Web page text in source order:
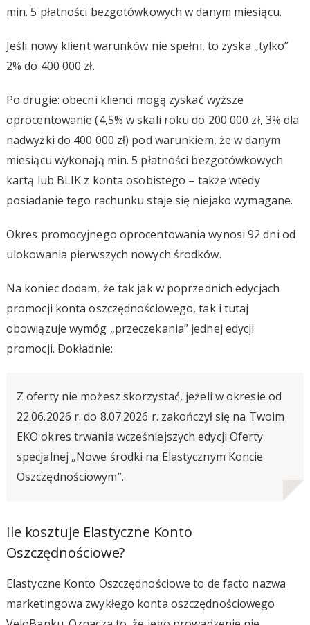
min. 5 płatności bezgotówkowych w danym miesiącu.
Jeśli nowy klient warunków nie spełni, to zyska „tylko”
2% do 400 000 zł.
Po drugie: obecni klienci mogą zyskać wyższe
oprocentowanie (4,5% w skali roku do 200 000 zł, 3% dla
nadwyżki do 400 000 zł) pod warunkiem, że w danym
miesiącu wykonają min. 5 płatności bezgotówkowych
kartą lub BLIK z konta osobistego – także wtedy
posiadanie tego rachunku staje się niejako wymagane.
Okres promocyjnego oprocentowania wynosi 92 dni od
ulokowania pierwszych nowych środków.
Na koniec dodam, że tak jak w poprzednich edycjach
promocji konta oszczędnościowego, tak i tutaj
obowiązuje wymóg „przeczekania” jednej edycji
promocji. Dokładnie:
Z oferty nie możesz skorzystać, jeżeli w okresie od
22.06.2026 r. do 8.07.2026 r. zakończył się na Twoim
EKO okres trwania wcześniejszych edycji Oferty
specjalnej „Nowe środki na Elastycznym Koncie
Oszczędnościowym”.
Ile kosztuje Elastyczne Konto
Oszczędnościowe?
Elastyczne Konto Oszczędnościowe to de facto nazwa
marketingowa zwykłego konta oszczędnościowego